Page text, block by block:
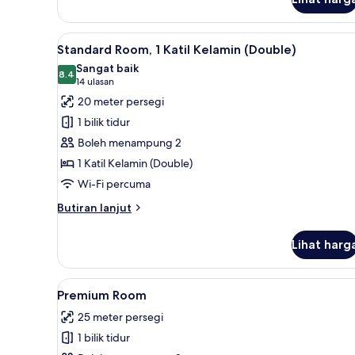
Lihat
semua
foto
untuk
Standard
Room,
1
Katil
Kelamin
(Double)
Standard Room, 1 Katil
11
Standard Room, 1 Katil Kelamin (Double)
8.48.4 daripada 10
Sangat baik
14 ulasan
(14
ulasan)
20 meter persegi
1 bilik tidur
Boleh menampung 2
1 Katil Kelamin (Double)
Wi-Fi percuma
Butiran lanjut
Butiran
Room,
Katil
(Double)
Lihat
Lihat
semua
foto
untuk
Peti besi dalam bilik, meja,
6
Premium Room
25 meter persegi
1 bilik tidur